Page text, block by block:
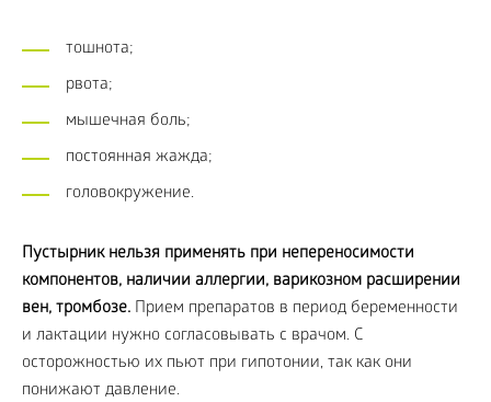
тошнота;
рвота;
мышечная боль;
постоянная жажда;
головокружение.
Пустырник нельзя применять при непереносимости
компонентов, наличии аллергии, варикозном расширении
вен, тромбозе. Прием препаратов в период беременности
и лактации нужно согласовывать с врачом. С
осторожностью их пьют при гипотонии, так как они
понижают давление.